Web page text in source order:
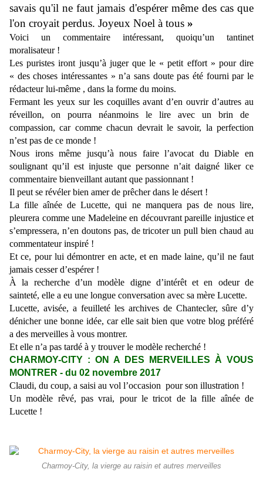
savais qu'il ne faut jamais d'espérer même des cas que
l'on croyait perdus. Joyeux Noel à tous »
Voici un commentaire intéressant, quoiqu’un tantinet
moralisateur !
Les puristesiront jusqu’à juger que le « petit effort » pour dire
« des choses intéressantes »n’a sans doute pas été fourni par le
rédacteur lui-même , dans la forme du moins.
Fermant les yeux sur les coquilles avantd’en ouvrir d’autresau
réveillon, on pourra néanmoins le lire avec un brin de
compassion, car comme chacun devrait le savoir, la perfection
n’est pas de ce monde !
Nous irons même jusqu’à nous faire l’avocat du Diable en
soulignant qu’il est injuste que personne n’ait daigné liker ce
commentaire bienveillant autant que passionnant !
Il peut se révéler bien amer de prêcher dans le désert !
La fille aînée de Lucette, qui ne manquera pas de nous lire,
pleurera comme une Madeleine en découvrant pareille injustice et
s’empressera, n’en doutons pas, de tricoter un pull bien chaud au
commentateur inspiré !
Et ce, pour lui démontrer en acte, et en made laine, qu’il ne faut
jamais cesser d’espérer !
À la recherche d’un modèle digne d’intérêt et en odeur de
sainteté, elle a eu une longue conversation avec sa mère Lucette.
Lucette, avisée, a feuilleté les archives de Chantecler, sûre d’y
dénicher une bonne idée, car elle sait bien que votre blog préféré
a des merveilles à vous montrer.
Et elle n’a pas tardé à y trouver le modèle recherché !
CHARMOY-CITY : ON A DES MERVEILLES À VOUS
MONTRER - du 02 novembre 2017
Claudi, du coup, a saisi au vol l’occasion pour son illustration !
Un modèle rêvé, pas vrai, pour le tricot de la fille aînée de
Lucette !
Charmoy-City, la vierge au raisin et autres merveilles